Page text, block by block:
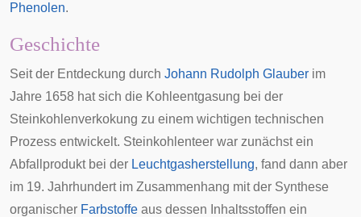
Phenolen.
Geschichte
Seit der Entdeckung durch Johann Rudolph Glauber im
Jahre 1658 hat sich die Kohleentgasung bei der
Steinkohlenverkokung zu einem wichtigen technischen
Prozess entwickelt. Steinkohlenteer war zunächst ein
Abfallprodukt bei der Leuchtgasherstellung, fand dann aber
im 19. Jahrhundert im Zusammenhang mit der Synthese
organischer Farbstoffe aus dessen Inhaltsstoffen ein